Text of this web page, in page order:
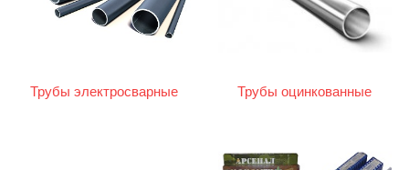
Трубы электросварные Трубы оцинкованные